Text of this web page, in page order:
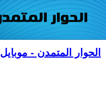
الحوار المتمدن - موبايل